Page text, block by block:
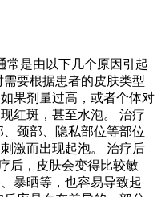
常是由以下几个原因引起
要根据患者的皮肤类型
果剂量过高，或者个体对
红斑，甚至水泡。 治疗
颈部、隐私部位等部位
激而出现起泡。 治疗后
后，皮肤会变得比较敏
暴晒等，也容易导致起